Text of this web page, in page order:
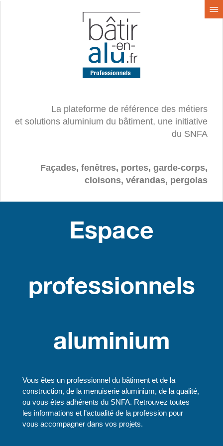
La plateforme de référence des métiers
et solutions aluminium du bâtiment, une initiative
du SNFA
Façades, fenêtres, portes, garde-corps,
cloisons, vérandas, pergolas
Espace
professionnels
aluminium
Vous êtes un professionnel du bâtiment et de la
construction, de la menuiserie aluminium, de la qualité,
ou vous êtes adhérents du SNFA. Retrouvez toutes
les informations et l’actualité de la profession pour
vous accompagner dans vos projets.